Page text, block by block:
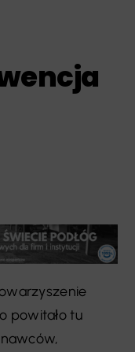
powitało tu